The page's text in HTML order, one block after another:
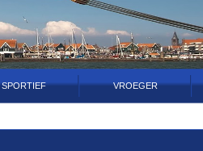
SPORTIEF VROEGER